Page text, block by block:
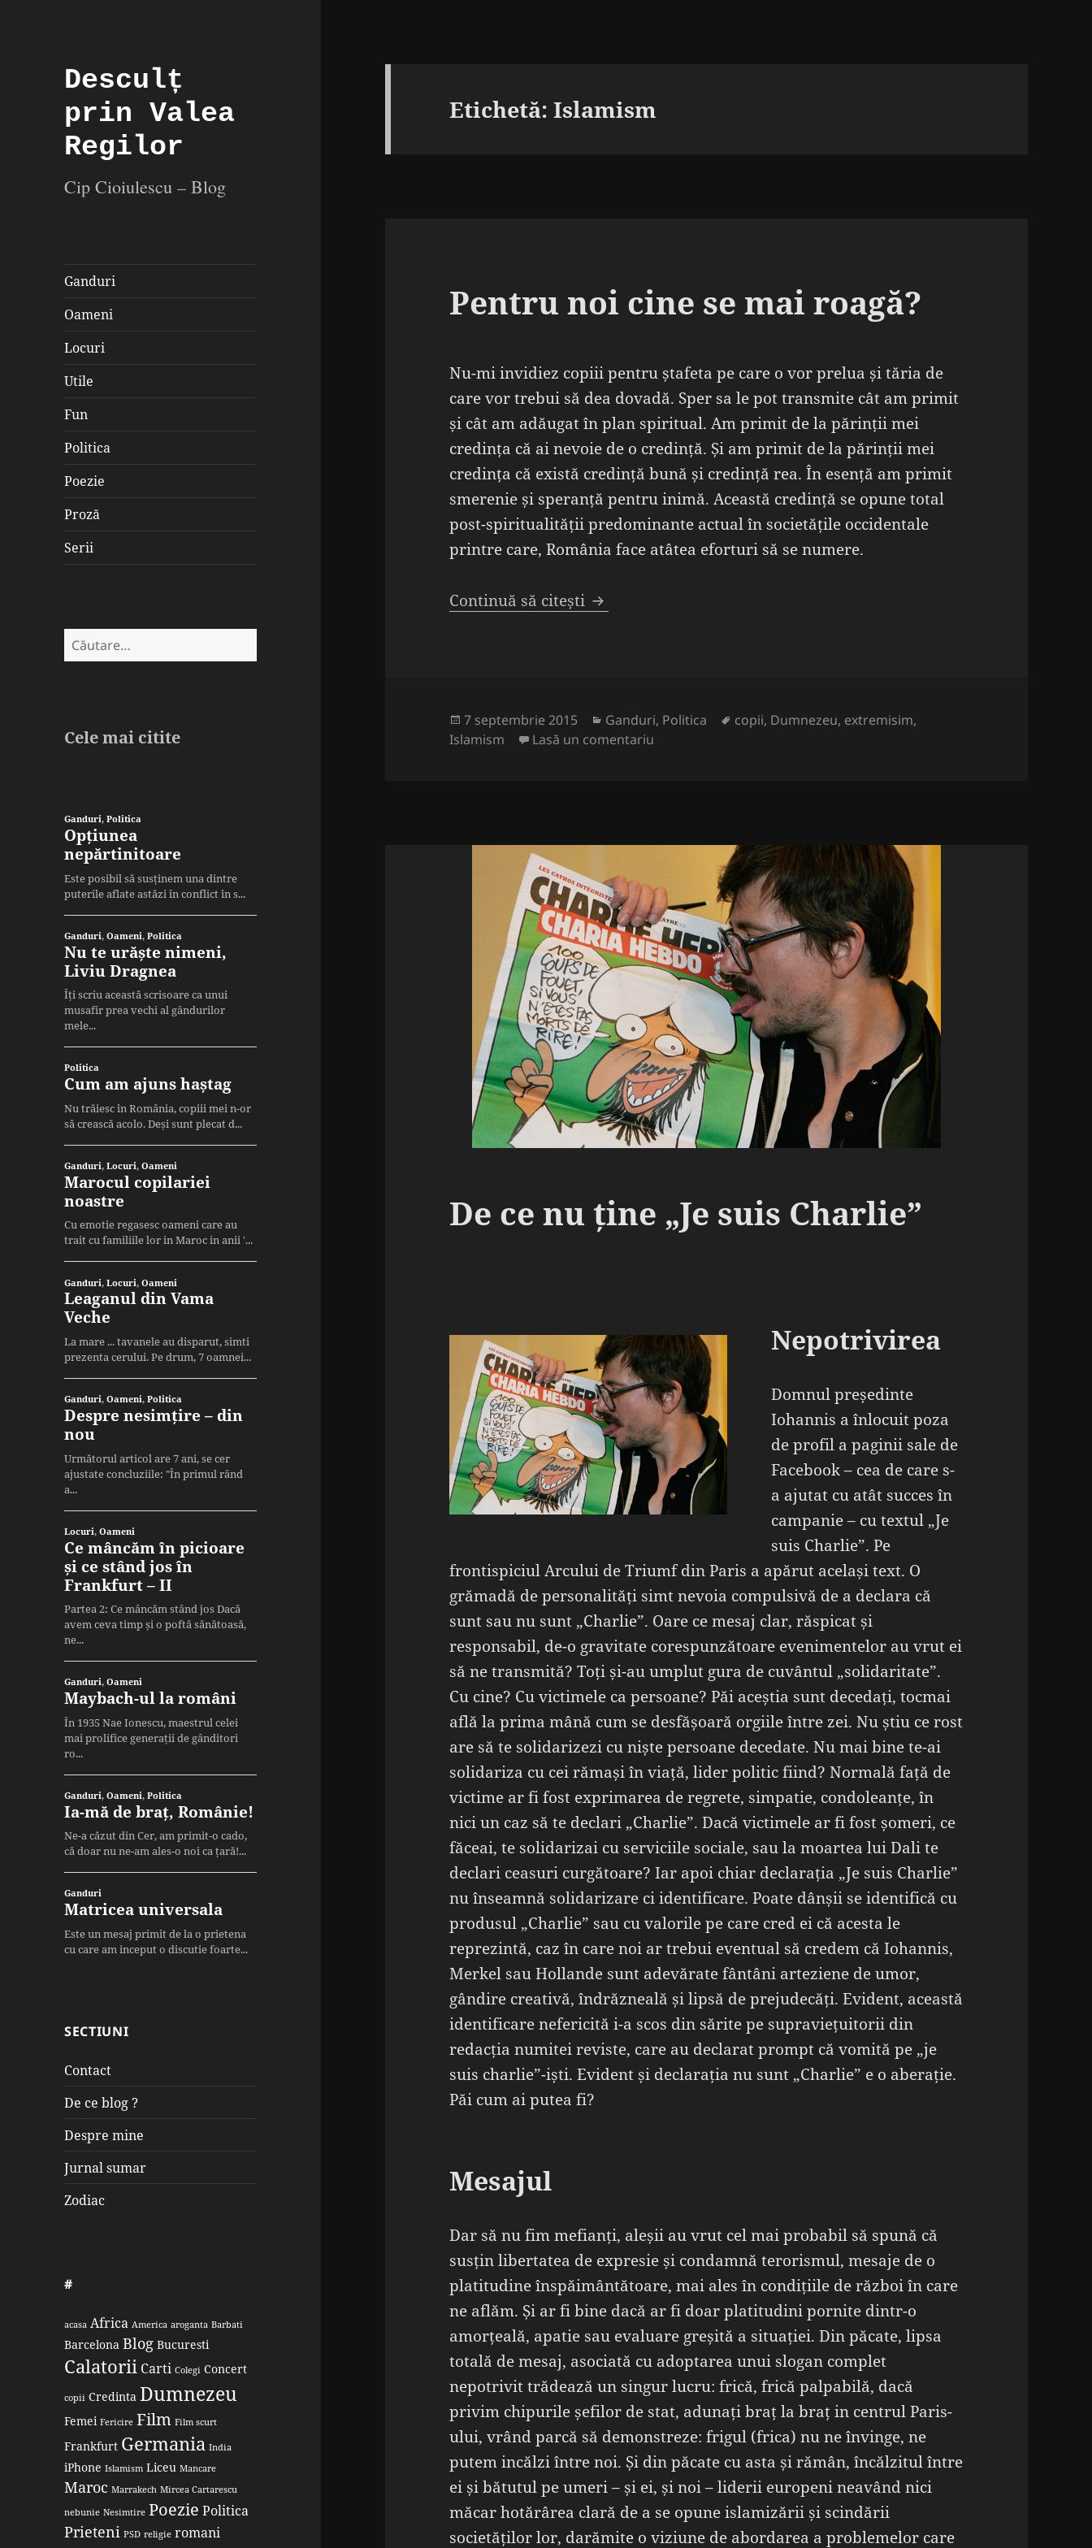
Desculț
prin Valea
Regilor
Cip Cioiulescu – Blog
Ganduri
Oameni
Locuri
Utile
Fun
Politica
Poezie
Proză
Serii
Caută
după:
Cele mai citite
SECTIUNI
Contact
De ce blog ?
Despre mine
Jurnal sumar
Zodiac
#
acasa Africa America aroganta Barbati
Barcelona Blog Bucuresti
Calatorii Carti Colegi Concert
copii Credinta Dumnezeu
Femei Fericire Film Film scurt
Frankfurt Germania India
iPhone Islamism Liceu Mancare
Maroc Marrakech Mircea Cartarescu
nebunie Nesimtire Poezie Politica
Prieteni PSD religie romani
Etichetă:Islamism
Pentru noi cine se mai roagă?
Nu-mi invidiez copiii pentru ștafeta pe care o vor prelua și tăria de
care vor trebui să dea dovadă. Sper sa le pot transmite cât am primit
și cât am adăugat în plan spiritual. Am primit de la părinții mei
credința că ai nevoie de o credință. Și am primit de la părinții mei
credința că există credință bună și credință rea. În esență am primit
smerenie și speranță pentru inimă. Această credință se opune total
post-spiritualității predominante actual în societățile occidentale
printre care, România face atâtea eforturi să se numere.
Continuă să citești Pentru noi cine se mai roagă?
Publicat
pe
7 septembrie 2015 Categorii
Ganduri, Politica Etichete
copii, Dumnezeu, extremisim,
Islamism
Lasă un comentariu
De ce nu ține „Je suis Charlie”
Nepotrivirea
Domnul președinte
Iohannis a înlocuit poza
de profil a paginii sale de
Facebook – cea de care s-
a ajutat cu atât succes în
campanie – cu textul „Je
suis Charlie”. Pe
frontispiciul Arcului de Triumf din Paris a apărut același text. O
grămadă de personalități simt nevoia compulsivă de a declara că
sunt sau nu sunt „Charlie”. Oare ce mesaj clar, răspicat și
responsabil, de-o gravitate corespunzătoare evenimentelor au vrut ei
să ne transmită? Toți și-au umplut gura de cuvântul „solidaritate”.
Cu cine? Cu victimele ca persoane? Păi aceștia sunt decedați, tocmai
află la prima mână cum se desfășoară orgiile între zei. Nu știu ce rost
are să te solidarizezi cu niște persoane decedate. Nu mai bine te-ai
solidariza cu cei rămași în viață, lider politic fiind? Normală față de
victime ar fi fost exprimarea de regrete, simpatie, condoleanțe, în
nici un caz să te declari „Charlie”. Dacă victimele ar fi fost șomeri, ce
făceai, te solidarizai cu serviciile sociale, sau la moartea lui Dali te
declari ceasuri curgătoare? Iar apoi chiar declarația „Je suis Charlie”
nu înseamnă solidarizare ci identificare. Poate dânșii se identifică cu
produsul „Charlie” sau cu valorile pe care cred ei că acesta le
reprezintă, caz în care noi ar trebui eventual să credem că Iohannis,
Merkel sau Hollande sunt adevărate fântâni arteziene de umor,
gândire creativă, îndrăzneală și lipsă de prejudecăți. Evident, această
identificare nefericită i-a scos din sărite pe supraviețuitorii din
redacția numitei reviste, care au declarat prompt că vomită pe „je
suis charlie”-iști. Evident și declarația nu sunt „Charlie” e o aberație.
Păi cum ai putea fi?
Mesajul
Dar să nu fim mefianți, aleșii au vrut cel mai probabil să spună că
susțin libertatea de expresie și condamnă terorismul, mesaje de o
platitudine înspăimântătoare, mai ales în condițiile de război în care
ne aflăm. Și ar fi bine dacă ar fi doar platitudini pornite dintr-o
amorțeală, apatie sau evaluare greșită a situației. Din păcate, lipsa
totală de mesaj, asociată cu adoptarea unui slogan complet
nepotrivit trădează un singur lucru: frică, frică palpabilă, dacă
privim chipurile șefilor de stat, adunați braț la braț in centrul Paris-
ului, vrând parcă să demonstreze: frigul (frica) nu ne învinge, ne
putem incălzi între noi. Și din păcate cu asta și rămân, încălzitul între
ei și bătutul pe umeri – și ei, și noi – liderii europeni neavând nici
măcar hotărârea clară de a se opune islamizării și scindării
societăților lor, darămite o viziune de abordarea a problemelor care